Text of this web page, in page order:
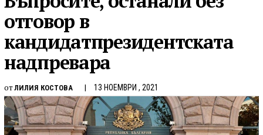
отговор в
кандидатпрезидентската
надпревара
отЛИЛИЯ КОСТОВА 13 НОЕМВРИ , 2021